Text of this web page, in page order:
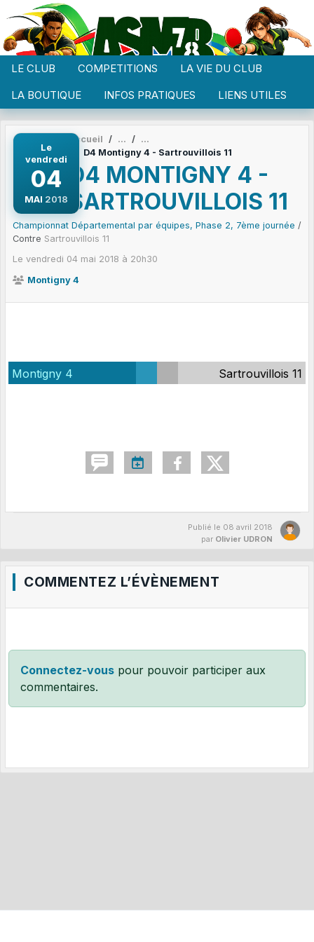
LE CLUB COMPETITIONS
LA VIE DU CLUB
LA BOUTIQUE
INFOS PRATIQUES LIENS UTILES
Le
vendredi
04
MAI 2018
Accueil
D4 Montigny 4 - Sartrouvillois 11
D4 MONTIGNY 4 -
SARTROUVILLOIS 11
Championnat Départemental par équipes, Phase 2, 7ème journée /
Contre Sartrouvillois 11
Le vendredi 04 mai 2018 à 20h30
Montigny 4
Montigny 4 Sartrouvillois 11
Publié le 08 avril 2018
par Olivier UDRON
COMMENTEZ L’ÉVÈNEMENT
Connectez-vous pour pouvoir participer aux
commentaires.
Panneau de gestion des cookies